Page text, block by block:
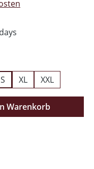
S XL XXL
gewünschten
Warenkorb